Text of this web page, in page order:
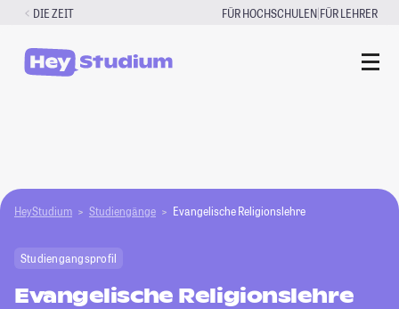
Zum
springen
DIE ZEIT FÜR HOCHSCHULEN|FÜR LEHRER
HeyStudium Studiengänge Evangelische Religionslehre
Studiengangsprofil
Evangelische Religionslehre